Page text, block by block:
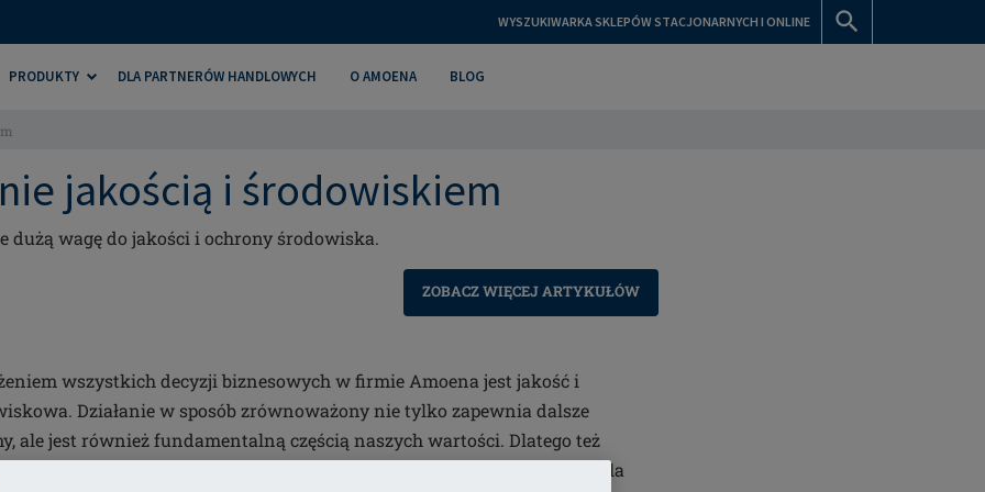
WYSZUKIWARKA SKLEPÓW STACJONARNYCH I ONLINE
PRODUKTY DLA PARTNERÓW HANDLOWYCH O AMOENA BLOG
jakością i środowiskiem
dużą wagę do jakości i ochrony środowiska.
ZOBACZ WIĘCEJ ARTYKUŁÓW
wszystkich decyzji biznesowych w firmie Amoena jest jakość i
Działanie w sposób zrównoważony nie tylko zapewnia dalsze
ale jest również fundamentalną częścią naszych wartości. Dlatego też
produktów i procesów oraz kompleksowa ochrona środowiska są dla